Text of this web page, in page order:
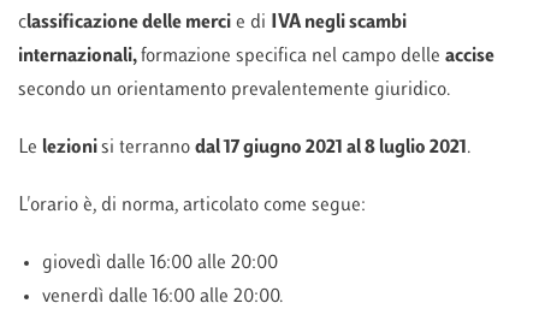
classificazione delle mercie di
IVA negli scambi
internazionali,formazione specifica nel campo delle accise
secondo un orientamento prevalentemente giuridico.
Le lezionisi terranno dal 17 giugno 2021 al 8 luglio 2021 .
L'orario è, di norma, articolato come segue:
giovedì dalle 16:00 alle 20:00
venerdì dalle 16:00 alle 20:00.